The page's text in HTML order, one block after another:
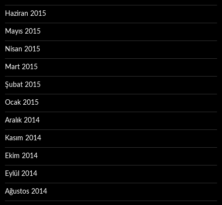
Haziran 2015
Mayıs 2015
Nisan 2015
Mart 2015
Şubat 2015
Ocak 2015
Aralık 2014
Kasım 2014
Ekim 2014
Eylül 2014
Ağustos 2014